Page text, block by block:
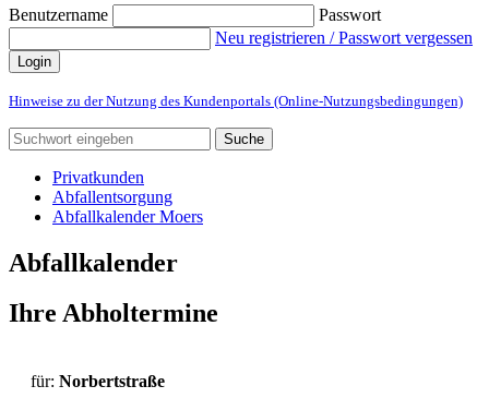
Benutzername
Passwort
Neu registrieren / Passwort vergessen
Login
Hinweise zu der Nutzung des Kundenportals (Online-Nutzungsbedingungen)
Suche
Privatkunden
Abfallentsorgung
Abfallkalender Moers
Abfallkalender
Ihre Abholtermine
für: Norbertstraße